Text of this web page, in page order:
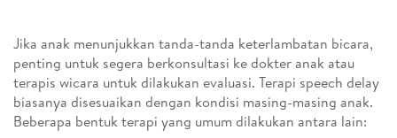
Jika anak menunjukkan tanda-tanda keterlambatan bicara,
penting untuk segera berkonsultasi ke dokter anak atau
terapis wicara untuk dilakukan evaluasi. Terapi speech delay
biasanya disesuaikan dengan kondisi masing-masing anak.
Beberapa bentuk terapi yang umum dilakukan antara lain: